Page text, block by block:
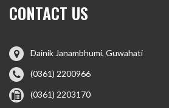
CONTACT US
Dainik Janambhumi, Guwahati
(0361) 2200966
(0361) 2203170